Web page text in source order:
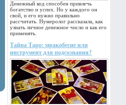
Денежный код способен привлечь
богатство и успех. Но у каждого он
свой, и его нужно правильно
рассчитать. Нумеролог рассказала, как
узнать личное денежное число и как его
применять.
Тайна Таро: мракобесие или
инструмент для подсознания?